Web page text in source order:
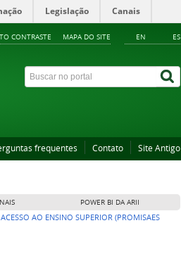
Legislação Canais
EN ES
CONTRASTE MAPA DO SITE
frequentes Contato Site Antigo
POWER BI DA ARII
AO ENSINO SUPERIOR (PROMISAES